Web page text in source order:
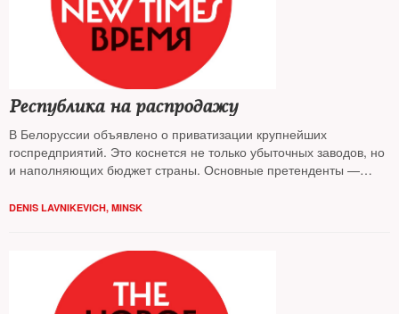
Республика на распродажу
В Белоруссии объявлено о приватизации крупнейших
госпредприятий. Это коснется не только убыточных заводов, но
и наполняющих бюджет страны. Основные претенденты —
корреспондентNTв Минске
DENIS LAVNIKEVICH, MINSK